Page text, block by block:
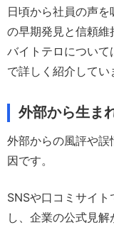
日頃から社員の声
の早期発見と信頼維
バイトテロについて
で詳しく紹介してい
外部から生ま
外部からの風評や
因です。
SNSや口コミサイ
し、企業の公式見